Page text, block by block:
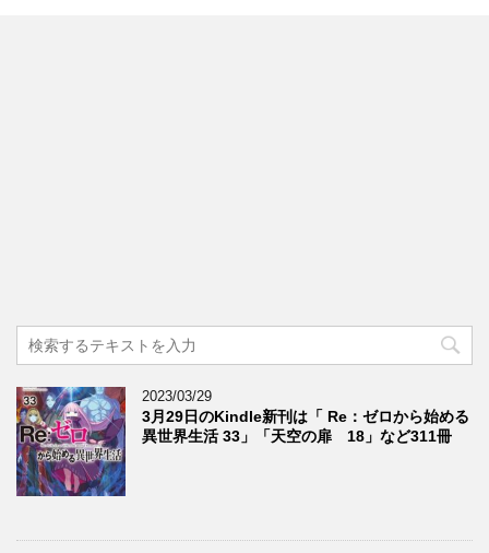
2023/03/29
3月29日のKindle新刊は「 Re：ゼロから始める
異世界生活 33」「天空の扉 18」など311冊